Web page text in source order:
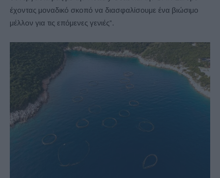
έχοντας μοναδικό σκοπό να διασφαλίσουμε ένα βιώσιμο
μέλλον για τις επόμενες γενιές”.